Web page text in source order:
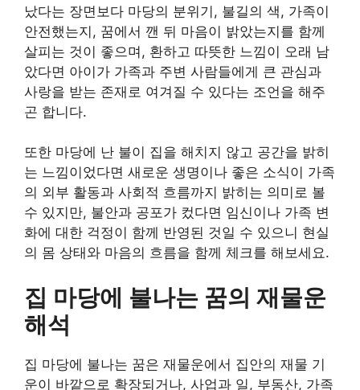
났다는 장면보다 마당의 분위기, 불길의 색, 가족이
안전했는지, 꿈에서 깬 뒤 마음이 밝았는지를 함께
살피는 것이 좋으며, 환하고 따뜻한 느낌이 오래 남
았다면 아이가 가족과 주변 사람들에게 큰 관심과
사랑을 받는 존재로 여겨질 수 있다는 조언을 해주
곤 합니다.
또한 마당에 난 불이 집을 해치지 않고 공간을 밝히
는 느낌이었다면 새로운 생명이나 좋은 소식이 가족
의 외부 활동과 사회적 흐름까지 밝히는 의미로 볼
수 있지만, 불안과 공포가 컸다면 임신이나 가족 변
화에 대한 걱정이 함께 반영된 것일 수 있으니 현실
의 몸 상태와 마음의 흐름을 함께 체크를 해보세요.
집 마당에 불나는 꿈의 재물운
해석
집 마당에 불나는 꿈은 재물운에서 집안의 재물 기
운이 바깥으로 확장되거나, 사업과 일, 부동산, 가족